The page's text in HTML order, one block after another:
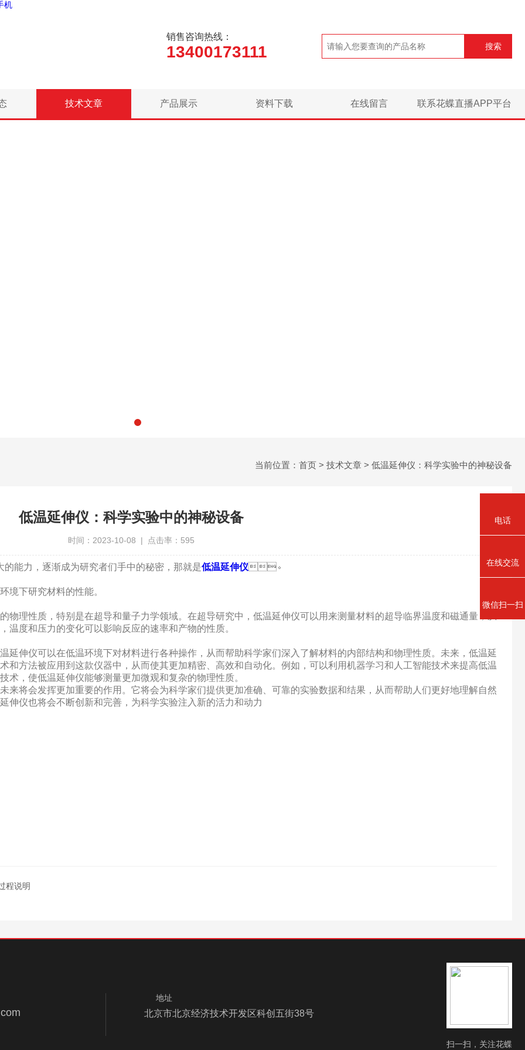
机
销售咨询热线：
13400173111 搜索
技术文章 产品展示 资料下载 在线留言 联系花蝶直播APP平台
当前位置： 首页 > 技术文章 > 低温延伸仪：科学实验中的神秘设备
低温延伸仪：科学实验中的神秘设备
时间：2023-10-08 | 点击率：595
，逐渐成为研究者们手中的秘密，那就是低温延伸仪。
下研究材料的性能。
质，特别是在超导和量子力学领域。在超导研究中，低温延伸仪可以用来测量材料的超导临界温度和磁通量，从
温度和压力的变化可以影响反应的速率和产物的性质。
仪可以在低温环境下对材料进行各种操作，从而帮助科学家们深入了解材料的内部结构和物理性质。未来，低温延
法被应用到这款仪器中，从而使其更加精密、高效和自动化。例如，可以利用机器学习和人工智能技术来提高低温
，使低温延伸仪能够测量更加微观和复杂的物理性质。
会发挥更加重要的作用。它将会为科学家们提供更加准确、可靠的实验数据和结果，从而帮助人们更好地理解自然
延伸仪也将会不断创新和完善，为科学实验注入新的活力和动力
程说明
地址
北京市北京经济技术开发区科创五街38号
扫一扫，关注花蝶
电话
在线交流
微信扫一扫